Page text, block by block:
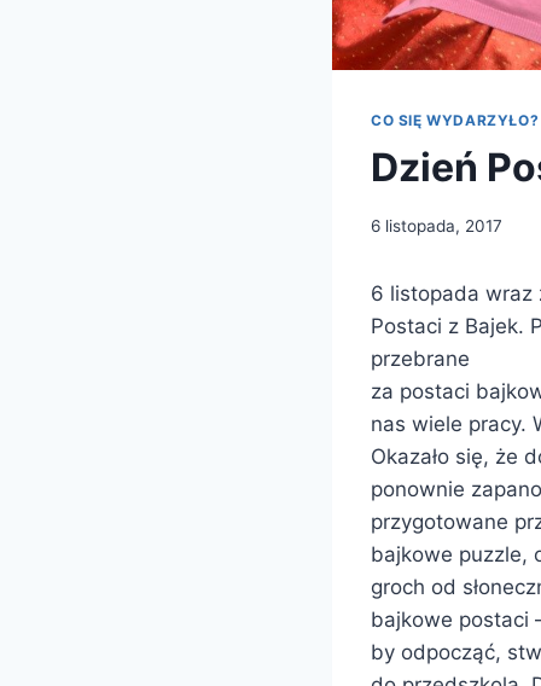
CO SIĘ WYDARZYŁO?
Dzień
6 listopada, 2017
6 listopada wraz
Postaci z Bajek.
przebrane
za postaci
nas wiele pracy.
Okazało się, że
ponownie
przygotowane
bajkowe puzzle,
groch od
bajkowe postaci
by odpocząć,